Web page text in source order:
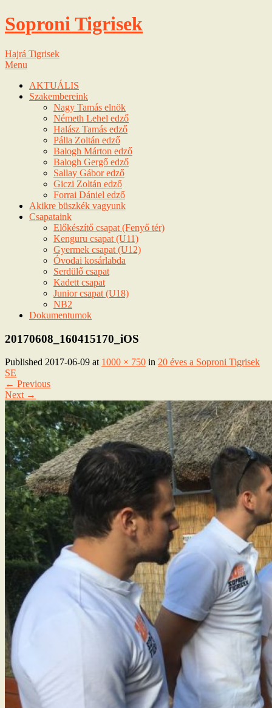
Soproni Tigrisek
Hajrá Tigrisek
Menu
AKTUÁLIS
Szakembereink
Nagy Tamás elnök
Németh Lehel edző
Halász Tamás edző
Pálla Zoltán edző
Balogh Márton edző
Balogh Gergő edző
Sallay Gábor edző
Giczi Zoltán edző
Forrai Dániel edző
Akikre büszkék vagyunk
Csapataink
Előkészítő csapat (Fenyő tér)
Kenguru csapat (U11)
Gyermek csapat (U12)
Óvodai kosárlabda
Serdülő csapat
Kadett csapat
Junior csapat (U18)
NB2
Dokumentumok
20170608_160415170_iOS
Published 2017-06-09 at 1000 × 750 in 20 éves a Soproni Tigrisek
SE
← Previous
Next →